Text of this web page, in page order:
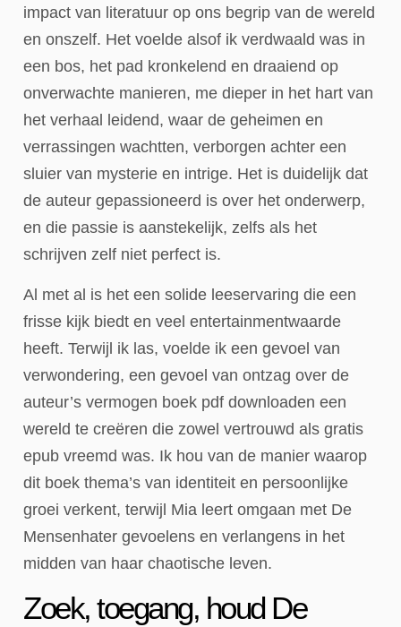
impact van literatuur op ons begrip van de wereld
en onszelf. Het voelde alsof ik verdwaald was in
een bos, het pad kronkelend en draaiend op
onverwachte manieren, me dieper in het hart van
het verhaal leidend, waar de geheimen en
verrassingen wachtten, verborgen achter een
sluier van mysterie en intrige. Het is duidelijk dat
de auteur gepassioneerd is over het onderwerp,
en die passie is aanstekelijk, zelfs als het
schrijven zelf niet perfect is.
Al met al is het een solide leeservaring die een
frisse kijk biedt en veel entertainmentwaarde
heeft. Terwijl ik las, voelde ik een gevoel van
verwondering, een gevoel van ontzag over de
auteur’s vermogen boek pdf downloaden een
wereld te creëren die zowel vertrouwd als gratis
epub vreemd was. Ik hou van de manier waarop
dit boek thema’s van identiteit en persoonlijke
groei verkent, terwijl Mia leert omgaan met De
Mensenhater gevoelens en verlangens in het
midden van haar chaotische leven.
Zoek, toegang, houd De